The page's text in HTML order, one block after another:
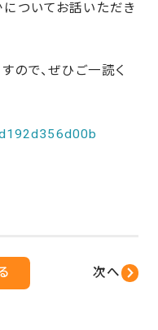
についてお話いただき
ので、ぜひご一読く
次へ